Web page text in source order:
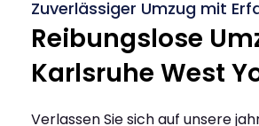
Zuverlässiger Umzug mit
Reibungslose
Karlsruhe West
Verlassen Sie sich auf unsere